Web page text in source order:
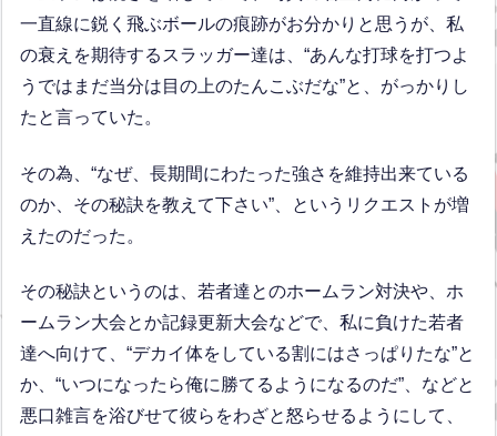
一直線に鋭く飛ぶボールの痕跡がお分かりと思うが、私
の衰えを期待するスラッガー達は、“あんな打球を打つよ
うではまだ当分は目の上のたんこぶだな”と、がっかりし
たと言っていた。
その為、“なぜ、長期間にわたった強さを維持出来ている
のか、その秘訣を教えて下さい”、というリクエストが増
えたのだった。
その秘訣というのは、若者達とのホームラン対決や、ホ
ームラン大会とか記録更新大会などで、私に負けた若者
達へ向けて、“デカイ体をしている割にはさっぱりたな”と
か、“いつになったら俺に勝てるようになるのだ”、などと
悪口雑言を浴びせて彼らをわざと怒らせるようにして、